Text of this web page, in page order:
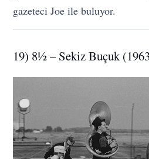
gazeteci Joe ile buluyor.
19) 8½ – Sekiz Buçuk